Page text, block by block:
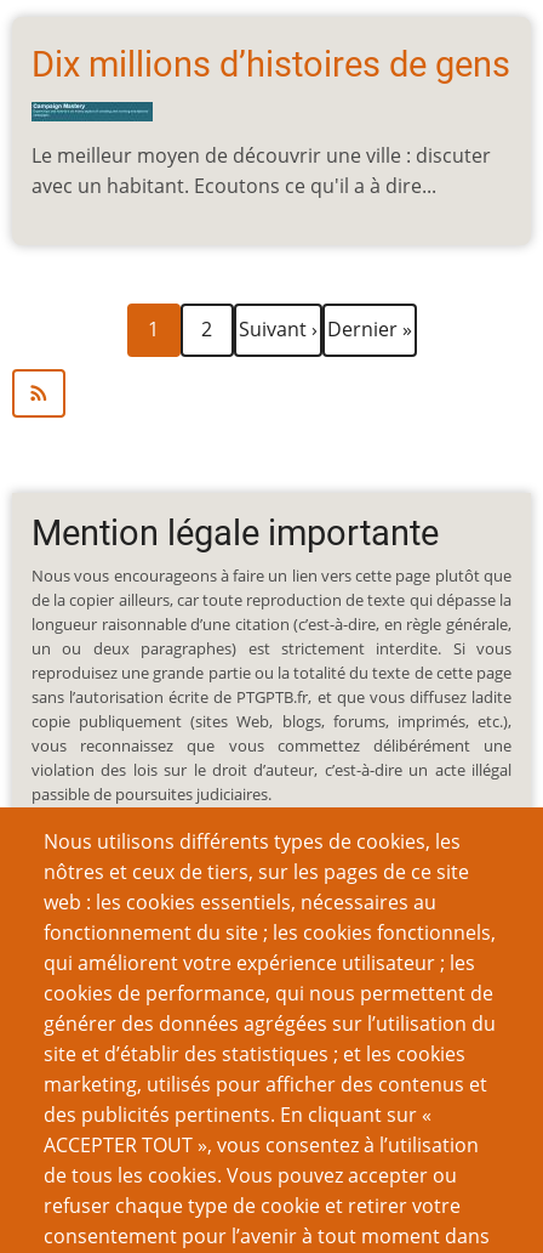
Dix millions d’histoires de gens
Le meilleur moyen de découvrir une ville : discuter
avec un habitant. Ecoutons ce qu'il a à dire...
Page
courante
1 Page
2
Page
suivante
Suivant › Dernière
page
Dernier »
Nous utilisons différents types de cookies, les
nôtres et ceux de tiers, sur les pages de ce site
web : les cookies essentiels, nécessaires au
fonctionnement du site ; les cookies fonctionnels,
qui améliorent votre expérience utilisateur ; les
cookies de performance, qui nous permettent de
générer des données agrégées sur l’utilisation du
site et d’établir des statistiques ; et les cookies
marketing, utilisés pour afficher des contenus et
des publicités pertinents. En cliquant sur «
ACCEPTER TOUT », vous consentez à l’utilisation
de tous les cookies. Vous pouvez accepter ou
refuser chaque type de cookie et retirer votre
consentement pour l’avenir à tout moment dans
Mention légale importante
Nous vous encourageons à faire un lien vers cette page plutôt que
de la copier ailleurs, car toute reproduction de texte qui dépasse la
longueur raisonnable d’une citation (c’est-à-dire, en règle générale,
un ou deux paragraphes) est strictement interdite. Si vous
reproduisez une grande partie ou la totalité du texte de cette page
sans l’autorisation écrite de PTGPTB.fr, et que vous diffusez ladite
copie publiquement (sites Web, blogs, forums, imprimés, etc.),
vous reconnaissez que vous commettez délibérément une
violation des lois sur le droit d’auteur, c’est-à-dire un acte illégal
passible de poursuites judiciaires.
Recherche
Nom d'utilisateur
Mot de passe